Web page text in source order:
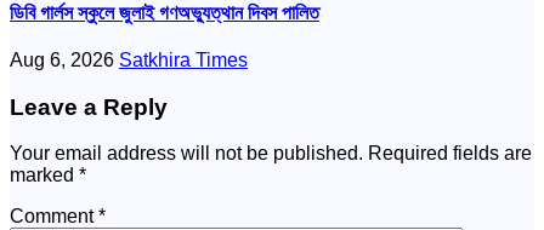
ডিবি গার্লস স্কুলে জুলাই গণঅভ্যুত্থান দিবস পালিত
Aug 6, 2026 Satkhira Times
Leave a Reply
Your email address will not be published. Required fields are
marked *
Comment*